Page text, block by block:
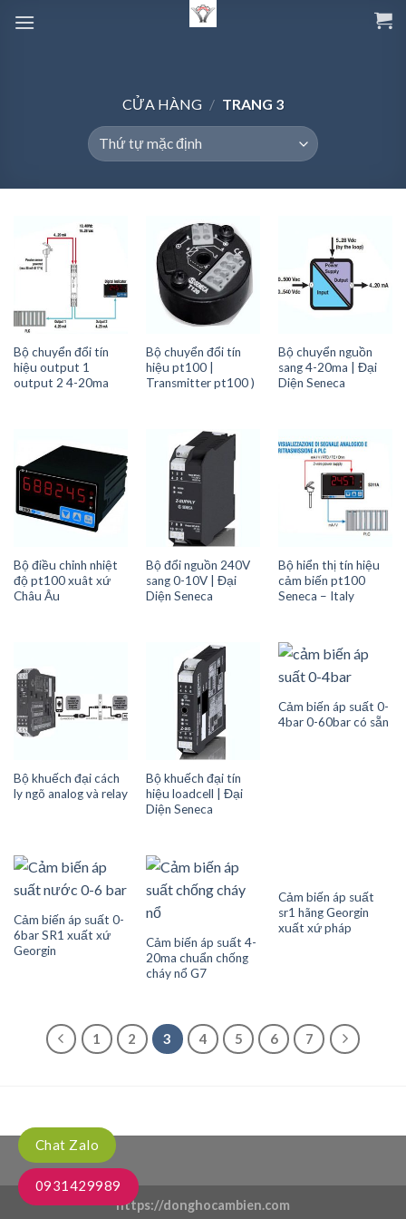
Chat Zalo
0931429989
CỬA HÀNG / TRANG 3
Bộ chuyển đổi tín
hiệu output 1
output 2 4-20ma
Bộ chuyển đổi tín
hiệu pt100 |
Transmitter pt100 )
Bộ chuyển nguồn
sang 4-20ma | Đại
Diện Seneca
Bộ điều chỉnh nhiệt
độ pt100 xuât xứ
Châu Âu
Bộ đổi nguồn 240V
sang 0-10V | Đại
Diện Seneca
Bộ hiển thị tín hiệu
cảm biến pt100
Seneca – Italy
Bộ khuếch đại cách
ly ngõ analog và relay
Bộ khuếch đại tín
hiệu loadcell | Đại
Diện Seneca
Cảm biến áp suất 0-
4bar 0-60bar có sẵn
Cảm biến áp suất 0-
6bar SR1 xuất xứ
Georgin
Cảm biến áp suất 4-
20ma chuẩn chống
cháy nổ G7
Cảm biến áp suất
sr1 hãng Georgin
xuất xứ pháp
1 2 3 4 5 6 7
https://donghocambien.com